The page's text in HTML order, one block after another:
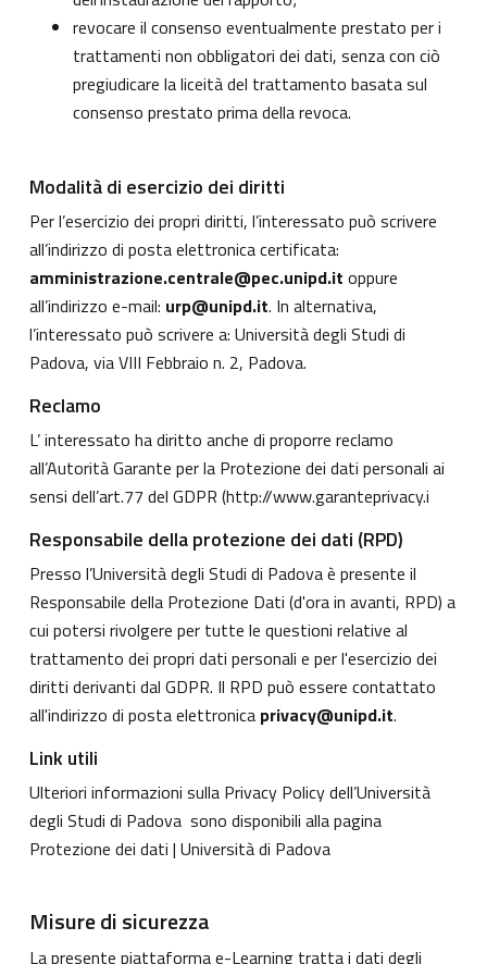
revocare il consenso eventualmente prestato per i
trattamenti non obbligatori dei dati, senza con ciò
pregiudicare la liceità del trattamento basata sul
consenso prestato prima della revoca.
Modalità di esercizio dei diritti
Per l’esercizio dei propri diritti, l’interessato può scrivere
all’indirizzo di posta elettronica certificata:
amministrazione.centrale@pec.unipd.it oppure
all’indirizzo e-mail: urp@unipd.it. In alternativa,
l’interessato può scrivere a: Università degli Studi di
Padova, via VIII Febbraio n. 2, Padova.
Reclamo
L’ interessato ha diritto anche di proporre reclamo
all’Autorità Garante per la Protezione dei dati personali ai
sensi dell’art.77 del GDPR (http://www.garanteprivacy.i
Responsabile della protezione dei dati (RPD)
Presso l’Università degli Studi di Padova è presente il
Responsabile della Protezione Dati (d'ora in avanti, RPD) a
cui potersi rivolgere per tutte le questioni relative al
trattamento dei propri dati personali e per l'esercizio dei
diritti derivanti dal GDPR. Il RPD può essere contattato
all'indirizzo di posta elettronica privacy@unipd.it.
Link utili
Ulteriori informazioni sulla Privacy Policy dell’Università
degli Studi di Padova sono disponibili alla pagina
Protezione dei dati | Università di Padova
Misure di sicurezza
La presente piattaforma e-Learning tratta i dati degli